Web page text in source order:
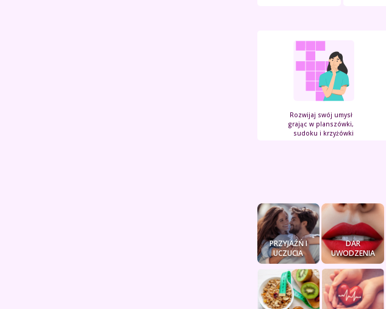
Rozwijaj swój umysł
grając w planszówki,
sudoku i krzyżówki
PRZYJAŹŃ I
UCZUCIA
DAR
UWODZENIA